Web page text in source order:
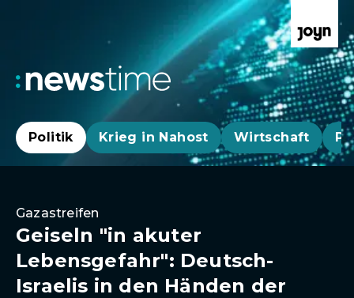
Politik Krieg in Nahost Wirtschaft
Gazastreifen
Geiseln "in akuter
Lebensgefahr": Deutsch-
Israelis in den Händen der